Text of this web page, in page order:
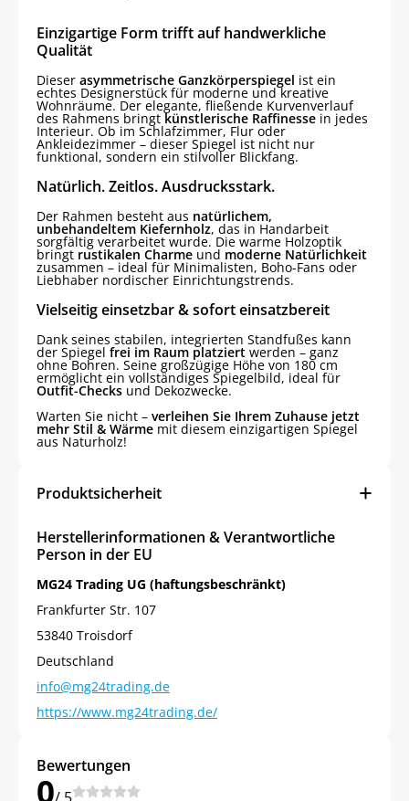
Einzigartige Form trifft auf handwerkliche
Qualität
Dieser asymmetrische Ganzkörperspiegel ist ein
echtes Designerstück für moderne und kreative
Wohnräume. Der elegante, fließende Kurvenverlauf
des Rahmens bringtkünstlerische Raffinesse in jedes
Interieur. Ob im Schlafzimmer, Flur oder
Ankleidezimmer – dieser Spiegel ist nicht nur
funktional, sondern ein stilvoller Blickfang.
Natürlich. Zeitlos. Ausdrucksstark.
Der Rahmen besteht aus natürlichem,
unbehandeltem Kiefernholz, das in Handarbeit
sorgfältig verarbeitet wurde. Die warme Holzoptik
bringt rustikalen Charme und moderne Natürlichkeit
zusammen – ideal für Minimalisten, Boho-Fans oder
Liebhaber nordischer Einrichtungstrends.
Vielseitig einsetzbar & sofort einsatzbereit
Dank seines stabilen, integrierten Standfußes kann
der Spiegel frei im Raum platziert werden – ganz
ohne Bohren. Seine großzügige Höhe von 180 cm
ermöglicht ein vollständiges Spiegelbild, ideal für
Outfit-Checks und Dekozwecke.
Warten Sie nicht – verleihen Sie Ihrem Zuhause jetzt
mehr Stil & Wärme mit diesem einzigartigen Spiegel
aus Naturholz!
Produktsicherheit
Herstellerinformationen & Verantwortliche
Person in der EU
MG24 Trading UG (haftungsbeschränkt)
Frankfurter Str. 107
53840 Troisdorf
Deutschland
info@mg24trading.de
https://www.mg24trading.de/
Bewertungen
0